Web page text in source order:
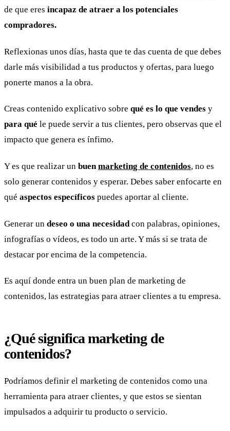
de que eres incapaz de atraer a los potenciales
compradores.
Reflexionas unos días, hasta que te das cuenta de que debes
darle más visibilidad a tus productos y ofertas, para luego
ponerte manos a la obra.
Creas contenido explicativo sobre qué es lo que vendes y
para qué le puede servir a tus clientes, pero observas que el
impacto que genera es ínfimo.
Y es que realizar un buenmarketing de contenidos, no es
solo generar contenidos y esperar. Debes saber enfocarte en
qué aspectos específicos puedes aportar al cliente.
Generar un deseo o una necesidad con palabras, opiniones,
infografías o vídeos, es todo un arte. Y más si se trata de
destacar por encima de la competencia.
Es aquí donde entra un buen plan de marketing de
contenidos, las estrategias para atraer clientes a tu empresa.
¿Qué significa marketing de
contenidos?
Podríamos definir el marketing de contenidos como una
herramienta para atraer clientes, y que estos se sientan
impulsados a adquirir tu producto o servicio.